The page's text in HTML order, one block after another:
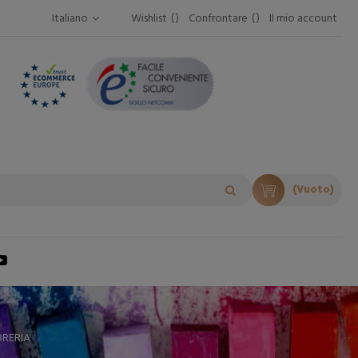
Wishlist Confrontare Il mio account
Italiano
(Vuoto)